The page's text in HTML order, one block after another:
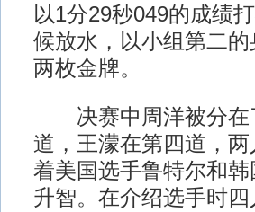
以1分29秒049的成绩
候放水，以小组第二
两枚金牌。
决赛中周洋被分在
道，王濛在第四道，两
着美国选手鲁特尔和
升智。在介绍选手时